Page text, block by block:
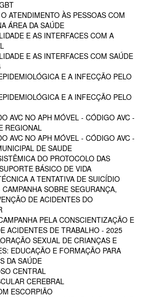
ATENDIMENTO ÀS PESSOAS COM
ÁREA DA SAÚDE
E AS INTERFACES COM A
E AS INTERFACES COM SAÚDE
E A INFECÇÃO PELO
E A INFECÇÃO PELO
AVC NO APH MÓVEL - CÓDIGO AVC -
REGIONAL
AVC NO APH MÓVEL - CÓDIGO AVC -
DE SAUDE
DO PROTOCOLO DAS
BÁSICO DE VIDA
A TENTATIVA DE SUICÍDIO
SOBRE SEGURANÇA,
DE ACIDENTES DO
PELA CONSCIENTIZAÇÃO E
ACIDENTES DE TRABALHO - 2025
SEXUAL DE CRIANÇAS E
EDUCAÇÃO E FORMAÇÃO PARA
DA SAÚDE
CENTRAL
CEREBRAL
ESCORPIÃO